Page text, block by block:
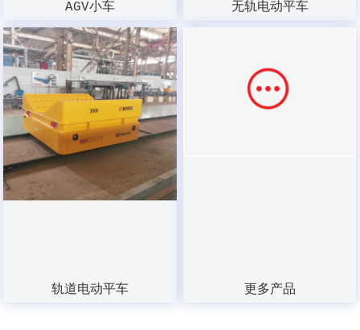
AGV小车 无轨电动平车
轨道电动平车 更多产品